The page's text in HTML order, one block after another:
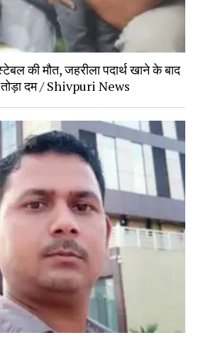
की मौत, जहरीला पदार्थ खाने के बाद
दम / Shivpuri News